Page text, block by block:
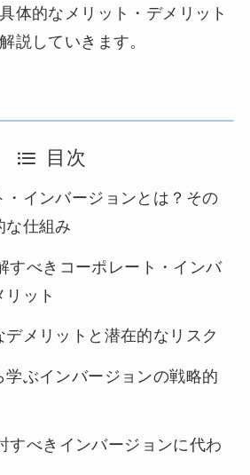
体的なメリット・デメリット
説していきます。
目次
・インバージョンとは？その
な仕組み
すべきコーポレート・インバ
リット
デメリットと潜在的なリスク
学ぶインバージョンの戦略的
すべきインバージョンに代わ